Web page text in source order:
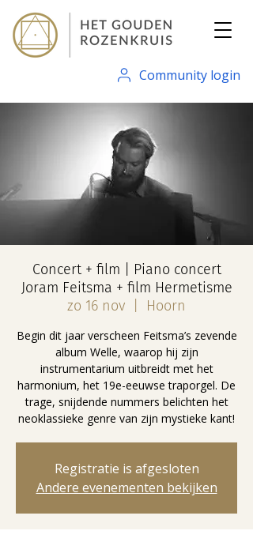
Community login
Concert + film | Piano concert
Joram Feitsma + film Hermetisme
zo 16 nov
Hoorn
Begin dit jaar verscheen Feitsma’s zevende
album Welle, waarop hij zijn
instrumentarium uitbreidt met het
harmonium, het 19e-eeuwse traporgel. De
trage, snijdende nummers belichten het
neoklassieke genre van zijn mystieke kant!
Registratie is afgesloten
Andere evenementen bekijken